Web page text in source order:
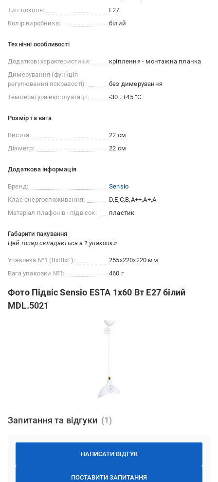
Тип цоколя:
E27
Колір виробника:
білий
Технічні особливості
Додаткові характеристики:
кріплення - монтажна планка
Димерування (функція
регулювання яскравості):
без димерування
Температура експлуатації:
-30...+45 °C
Розмір та вага
Висота:
22 см
Діаметр:
22 см
Додаткова інформація
Бренд:
Sensio
Клас енергоспоживання:
D E C B A++ A+ A
Матеріал плафонів і підвісок:
пластик
Габарити пакування
Цей товар складається з 1 упаковки
Упаковка №1 (ВхШхГ):
255x220x220 мм
Вага упаковки №1:
460 г
Фото Підвіс Sensio ESTA 1x60 Вт E27 білий
MDL.5021
Запитання та відгуки
НАПИСАТИ ВІДГУК
ПОСТАВИТИ ЗАПИТАННЯ